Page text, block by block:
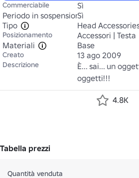
Commerciabile
Sì
Periodo in sospensione
Sì
Tipo
Head
Posizionamento
Accessori | Testa
Materiali
Base
Creato 13 ago 2009
Descrizione
È... sai... un
oggetti!!!
4.8K
Tabella prezzi
Quantità venduta